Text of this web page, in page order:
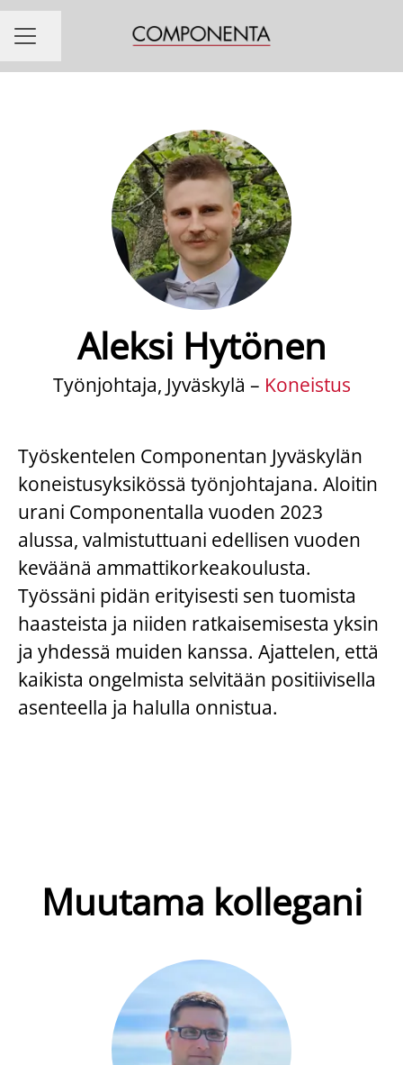
URAVALIKKO
Jaa sivu
Aleksi Hytönen
Työnjohtaja, Jyväskylä – Koneistus
Työskentelen Componentan Jyväskylän
koneistusyksikössä työnjohtajana. Aloitin
urani Componentalla vuoden 2023
alussa, valmistuttuani edellisen vuoden
keväänä ammattikorkeakoulusta.
Työssäni pidän erityisesti sen tuomista
haasteista ja niiden ratkaisemisesta yksin
ja yhdessä muiden kanssa. Ajattelen, että
kaikista ongelmista selvitään positiivisella
asenteella ja halulla onnistua.
Muutama kollegani